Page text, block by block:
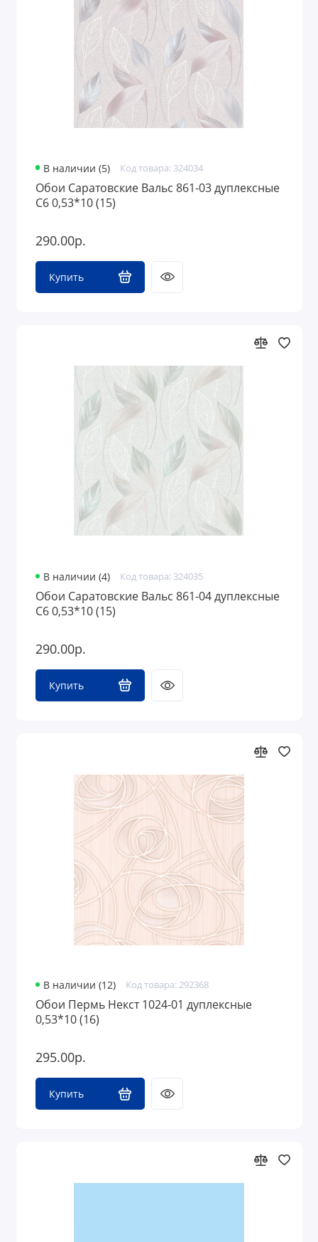
В наличии (5) Код товара: 324034
Обои Саратовские Вальс 861-03 дуплексные
С6 0,53*10 (15)
290.00р.
Купить
В наличии (4) Код товара: 324035
Обои Саратовские Вальс 861-04 дуплексные
С6 0,53*10 (15)
290.00р.
Купить
В наличии (12) Код товара: 292368
Обои Пермь Некст 1024-01 дуплексные
0,53*10 (16)
295.00р.
Купить